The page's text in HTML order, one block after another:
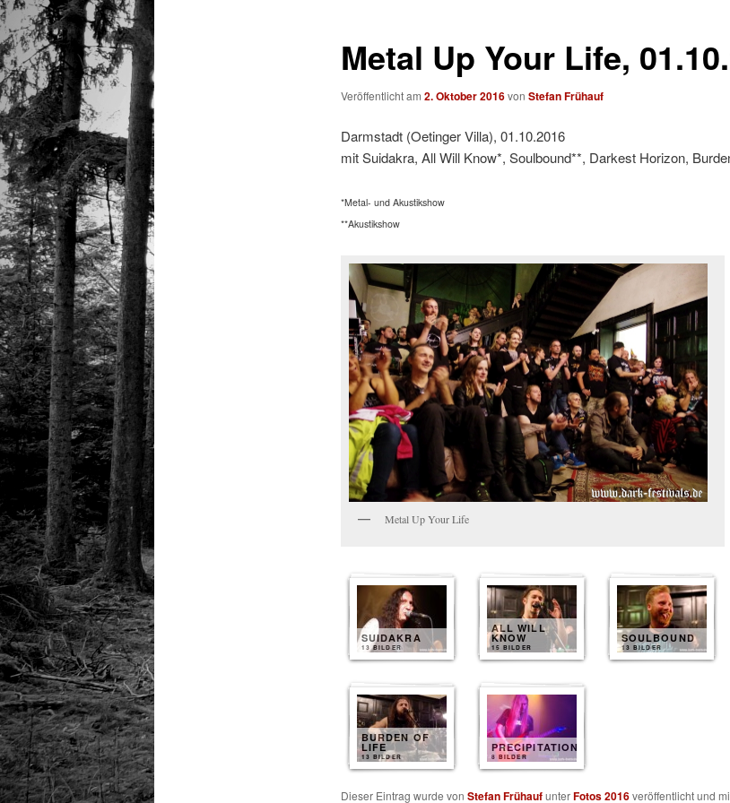
Metal Up Your Life,
Veröffentlicht am 2. Oktober 2016von Stefan Frühauf
Darmstadt (Oetinger Villa), 01.10.2016
mit Suidakra, All Will Know*, Soulbound**, Darkest Horizon,
*Metal- und Akustikshow
**Akustikshow
Metal Up Your Life
SUIDAKRA
13 BILDER
ALL WILL
KNOW
15 BILDER
SOULBOUND
13 BILDER
BURDEN OF
LIFE
13 BILDER
PRECIPITATION
8 BILDER
Dieser Eintrag wurde von Stefan FrühaufunterFotos 2016veröffentlicht und